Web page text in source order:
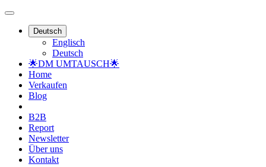
Deutsch
Englisch
Deutsch
🌟DM UMTAUSCH🌟
Home
Verkaufen
Blog
B2B
Report
Newsletter
Über uns
Kontakt